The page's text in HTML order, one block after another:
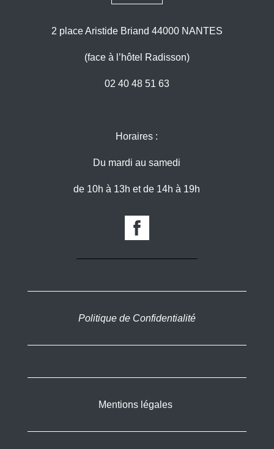
2 place Aristide Briand 44000 NANTES
(face à l’hôtel Radisson)
02 40 48 51 63
Horaires :
Du mardi au samedi
de 10h à 13h et de 14h à 19h
Politique de Confidentialité
Mentions légales